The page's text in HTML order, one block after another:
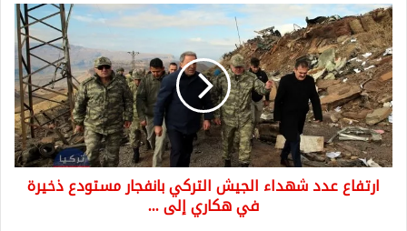
ارتفاع
عدد
شهداء
الجيش
التركي
بانفجار
مستودع
ذخيرة
في
هكاري
ارتفاع عدد شهداء الجيش التركي بانفجار مستودع ذخيرة
في هكاري إلى ...